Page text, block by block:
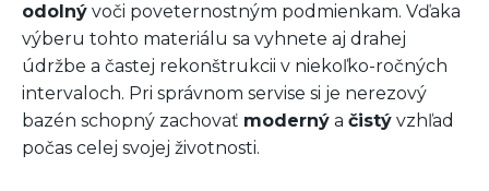
odolný voči poveternostným podmienkam. Vďaka
výberu tohto materiálu sa vyhnete aj drahej
údržbe a častej rekonštrukcii v niekoľko-ročných
intervaloch. Pri správnom servise si je nerezový
bazén schopný zachovať moderný a čistý vzhľad
počas celej svojej životnosti.